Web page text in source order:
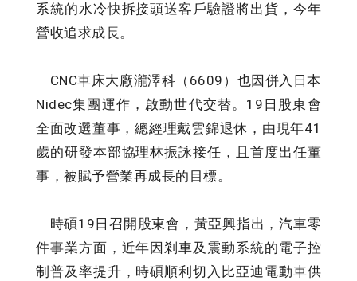
系統的水冷快拆接頭送客戶驗證將出貨，今年
營收追求成長。
CNC車床大廠瀧澤科（6609）也因併入日本
Nidec集團運作，啟動世代交替。19日股東會
全面改選董事，總經理戴雲錦退休，由現年41
歲的研發本部協理林振詠接任，且首度出任董
事，被賦予營業再成長的目標。
時碩19日召開股東會，黃亞興指出，汽車零
件事業方面，近年因剎車及震動系統的電子控
制普及率提升，時碩順利切入比亞迪電動車供